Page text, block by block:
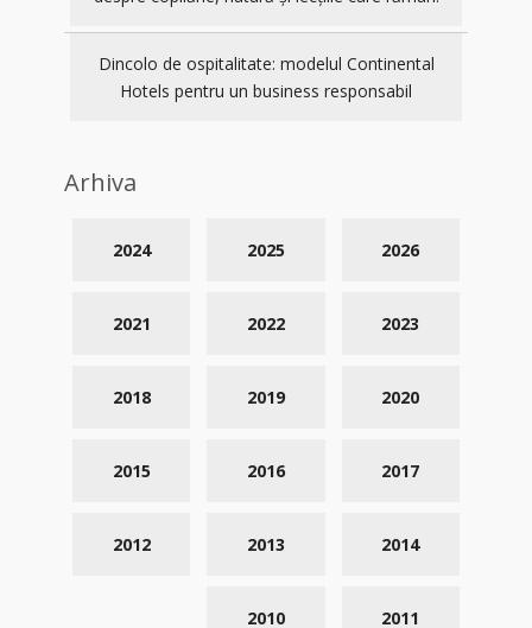
Dincolo de ospitalitate: modelul Continental
Hotels pentru un business responsabil
Arhiva
2026
2025
2024
2023
2022
2021
2020
2019
2018
2017
2016
2015
2014
2013
2012
2011
2010